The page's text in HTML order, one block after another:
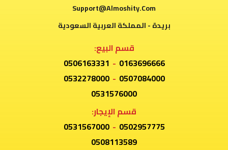
Support@Almoshity.Com
بريدة - المملكة العربية السعودية
قسم البيع:
0163696666
-
0506163331
0507084000
-
0532278000
0531576000
قسم الإيجار:
0502957775
-
0531567000
0508113589